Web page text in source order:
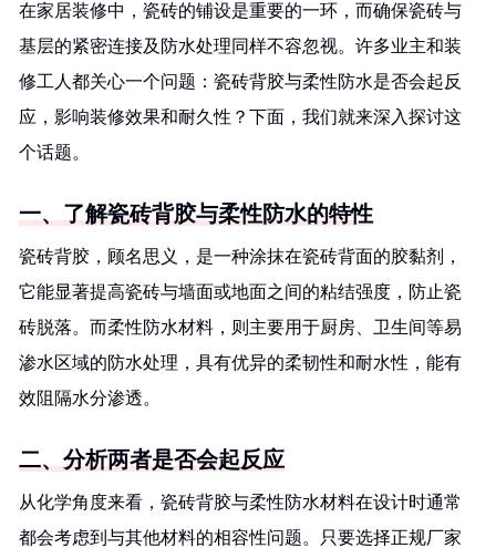
在家居装修中，瓷砖的铺设是重要的一环，而确保瓷砖与
基层的紧密连接及防水处理同样不容忽视。许多业主和装
修工人都关心一个问题：瓷砖背胶与柔性防水是否会起反
应，影响装修效果和耐久性？下面，我们就来深入探讨这
个话题。
一、了解瓷砖背胶与柔性防水的特性
瓷砖背胶，顾名思义，是一种涂抹在瓷砖背面的胶黏剂，
它能显著提高瓷砖与墙面或地面之间的粘结强度，防止瓷
砖脱落。而柔性防水材料，则主要用于厨房、卫生间等易
渗水区域的防水处理，具有优异的柔韧性和耐水性，能有
效阻隔水分渗透。
二、分析两者是否会起反应
从化学角度来看，瓷砖背胶与柔性防水材料在设计时通常
都会考虑到与其他材料的相容性问题。只要选择正规厂家